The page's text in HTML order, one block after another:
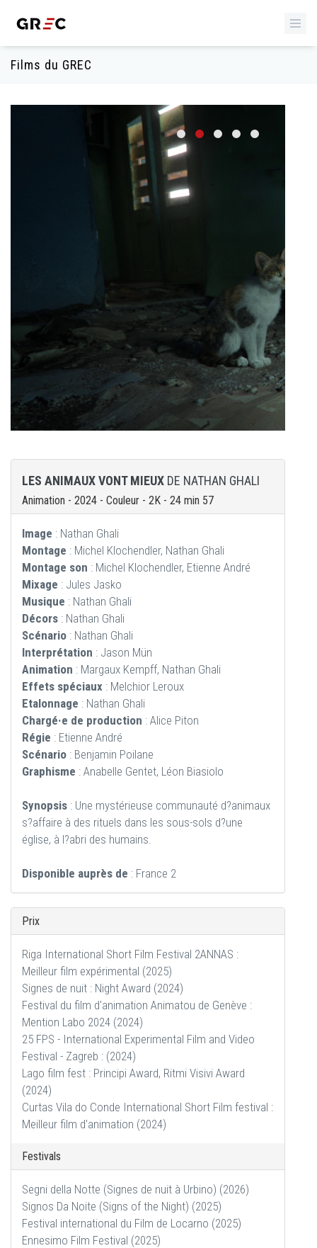
Films du GREC
LES ANIMAUX VONT MIEUX DE NATHAN GHALI
Animation - 2024 - Couleur - 2K - 24 min 57
Image : Nathan Ghali
Montage : Michel Klochendler, Nathan Ghali
Montage son : Michel Klochendler, Etienne André
Mixage : Jules Jasko
Musique : Nathan Ghali
Décors : Nathan Ghali
Scénario : Nathan Ghali
Interprétation : Jason Mün
Animation : Margaux Kempff, Nathan Ghali
Effets spéciaux : Melchior Leroux
Etalonnage : Nathan Ghali
Chargé·e de production : Alice Piton
Régie : Etienne André
Scénario : Benjamin Poilane
Graphisme : Anabelle Gentet, Léon Biasiolo
Synopsis : Une mystérieuse communauté d?animaux
s?affaire à des rituels dans les sous-sols d?une
église, à l?abri des humains.
Disponible auprès de : France 2
Prix
Riga International Short Film Festival 2ANNAS :
Meilleur film expérimental (2025)
Signes de nuit : Night Award (2024)
Festival du film d'animation Animatou de Genève :
Mention Labo 2024 (2024)
25 FPS - International Experimental Film and Video
Festival - Zagreb : (2024)
Lago film fest : Principi Award, Ritmi Visivi Award
(2024)
Curtas Vila do Conde International Short Film festival :
Meilleur film d'animation (2024)
Festivals
Segni della Notte (Signes de nuit à Urbino) (2026)
Signos Da Noite (Signs of the Night) (2025)
Festival international du Film de Locarno (2025)
Ennesimo Film Festival (2025)